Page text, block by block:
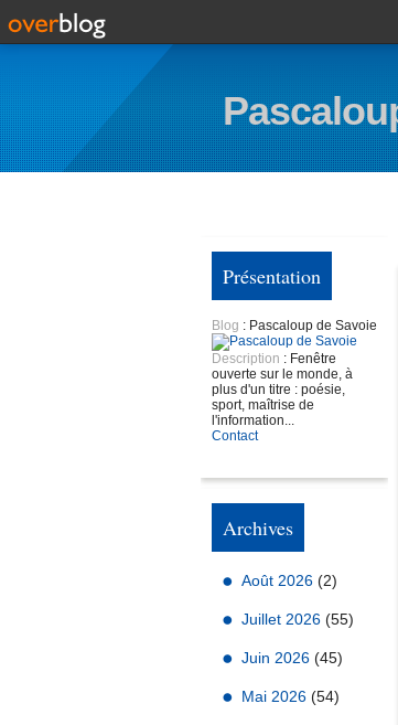
Présentation
Blog : Pascaloup de Savoie
Description : Fenêtre
ouverte sur le monde, à
plus d'un titre : poésie,
sport, maîtrise de
l'information...
Contact
Archives
Août 2026 (2)
Juillet 2026 (55)
Juin 2026 (45)
Mai 2026 (54)